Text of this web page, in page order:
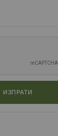
ИЗПРАТИ